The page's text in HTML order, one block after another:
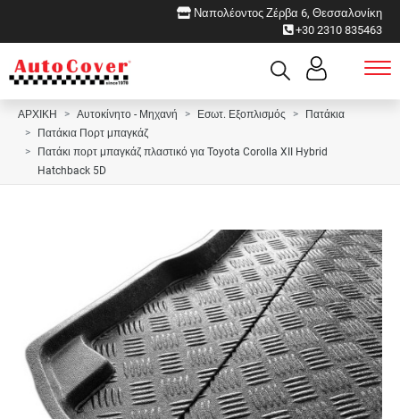
Ναπολέοντος Ζέρβα 6, Θεσσαλονίκη
+30 2310 835463
ΑΡΧΙΚΗ Αυτοκίνητο - Μηχανή Εσωτ. Εξοπλισμός
Πατάκια
Πατάκια Πορτ μπαγκάζ
Πατάκι πορτ μπαγκάζ πλαστικό για Toyota Corolla XII Hybrid
Hatchback 5D